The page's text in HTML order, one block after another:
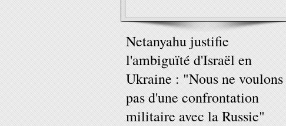
Netanyahu justifie
l'ambiguïté d'Israël en
Ukraine : "Nous ne voulons
pas d'une confrontation
militaire avec la Russie"